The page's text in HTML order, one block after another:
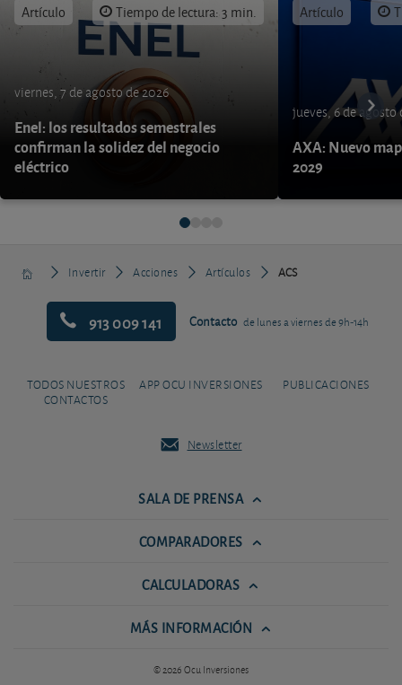
Artículo Tiempo de lectura: 3 min.
viernes, 7 de agosto de 2026
Enel: los resultados semestrales
confirman la solidez del negocio
eléctrico
Artículo
jueves, 6 de agosto
AXA: Nuevo
2029
Invertir Acciones Artículos ACS
913 009 141 Contacto de lunes a viernes de 9h-14h
TODOS NUESTROS
CONTACTOS
APP OCU INVERSIONES PUBLICACIONES
Newsletter
SALA DE PRENSA
COMPARADORES
CALCULADORAS
MÁS INFORMACIÓN
© 2026 Ocu Inversiones